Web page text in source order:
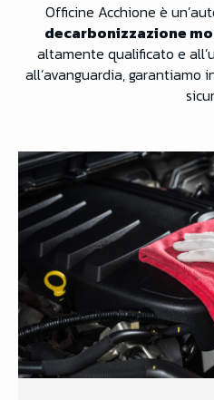
Officine Acchione è
decarbonizzazione
altamente qualificato e
all’avanguardia,